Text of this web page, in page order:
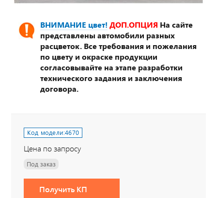
ВНИМАНИЕ цвет! ДОП.ОПЦИЯ На сайте
представлены автомобили разных
расцветок. Все требования и пожелания
по цвету и окраске продукции
согласовывайте на этапе разработки
технического задания и заключения
договора.
Код модели:4670
Цена по запросу
Под заказ
Получить КП